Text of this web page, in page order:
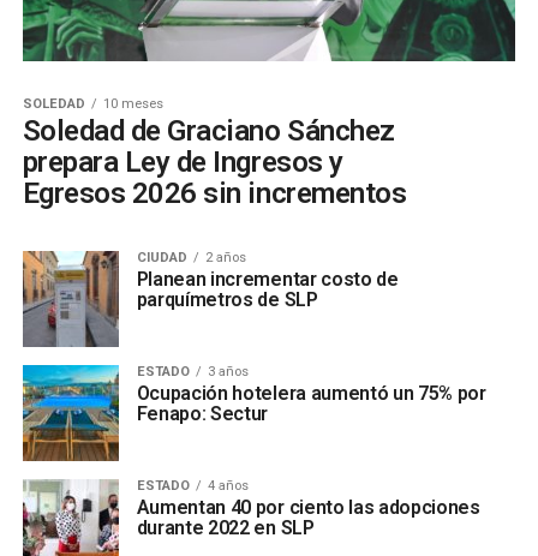
SOLEDAD 10 meses
Soledad de Graciano Sánchez
prepara Ley de Ingresos y
Egresos 2026 sin incrementos
CIUDAD 2 años
Planean incrementar costo de
parquímetros de SLP
ESTADO 3 años
Ocupación hotelera aumentó un 75% por
Fenapo: Sectur
ESTADO 4 años
Aumentan 40 por ciento las adopciones
durante 2022 en SLP